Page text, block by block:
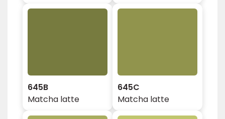
645B
Matcha latte
645C
Matcha latte